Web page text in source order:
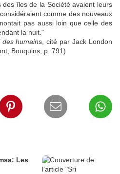
îles de la Société avaient leurs
comme des nouveaux
pas aussi loin que celle des
la nuit."
des humains, cité par Jack London
Bouquins, p. 791)
Les